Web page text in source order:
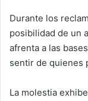
Durante los
posibilidad de un
afrenta a las
sentir de quienes
La molestia